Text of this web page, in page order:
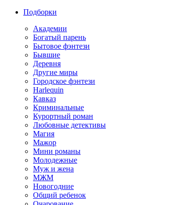
Подборки
Академии
Богатый парень
Бытовое фэнтези
Бывшие
Деревня
Другие миры
Городское фэнтези
Harlequin
Кавказ
Криминальные
Курортный роман
Любовные детективы
Магия
Мажор
Мини романы
Молодежные
Муж и жена
МЖМ
Новогодние
Общий ребенок